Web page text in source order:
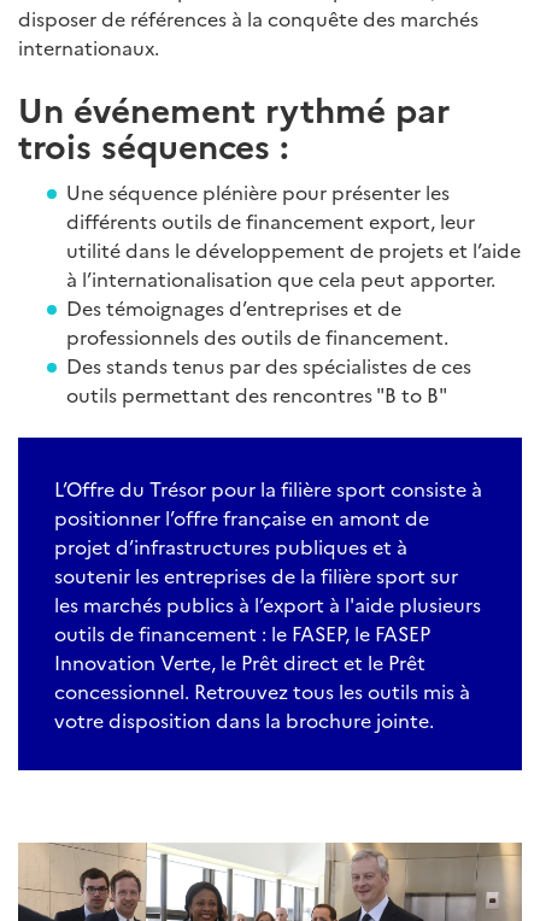
disposer de références à la conquête des marchés
internationaux.
Un événement rythmé par
trois séquences :
Une séquence plénière pour présenter les
différents outils de financement export, leur
utilité dans le développement de projets et l’aide
à l’internationalisation que cela peut apporter.
Des témoignages d’entreprises et de
professionnels des outils de financement.
Des stands tenus par des spécialistes de ces
outils permettant des rencontres "B to B"
L’Offre du Trésor pour la filière sport consiste à
positionner l’offre française en amont de
projet d’infrastructures publiques et à
soutenir les entreprises de la filière sport sur
les marchés publics à l’export à l'aide plusieurs
outils de financement : le FASEP, le FASEP
Innovation Verte, le Prêt direct et le Prêt
concessionnel. Retrouvez tous les outils mis à
votre disposition dans la brochure jointe.